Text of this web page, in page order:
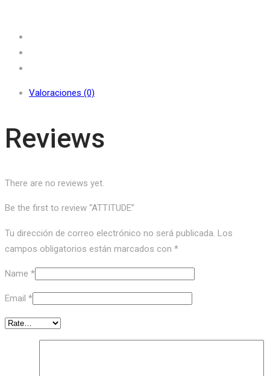
Valoraciones (0)
Reviews
There are no reviews yet.
Be the first to review “ATTITUDE”
Tu dirección de correo electrónico no será publicada. Los
campos obligatorios están marcados con *
Name *
Email *